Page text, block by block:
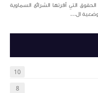
التي أقرتها الشرائع السماوية
ال...
10
8